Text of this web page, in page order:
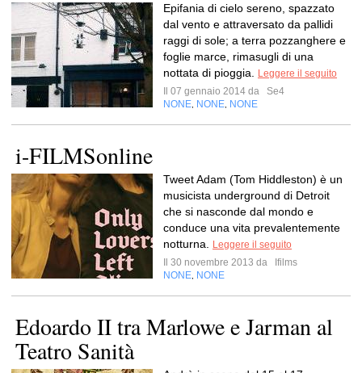
Epifania di cielo sereno, spazzato
dal vento e attraversato da pallidi
raggi di sole; a terra pozzanghere e
foglie marce, rimasugli di una
nottata di pioggia.
Leggere il seguito
Il 07 gennaio 2014 da
Se4
NONE NONE NONE
i-FILMSonline
Tweet Adam (Tom Hiddleston) è un
musicista underground di Detroit
che si nasconde dal mondo e
conduce una vita prevalentemente
notturna.
Leggere il seguito
Il 30 novembre 2013 da
Ifilms
NONE NONE
Edoardo II tra Marlowe e Jarman al
Teatro Sanità